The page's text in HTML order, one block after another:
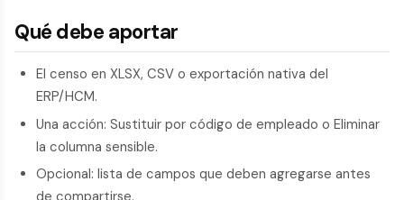
Qué debe aportar
El censo en XLSX, CSV o exportación nativa del
ERP/HCM.
Una acción: Sustituir por código de empleado o Eliminar
la columna sensible.
Opcional: lista de campos que deben agregarse antes